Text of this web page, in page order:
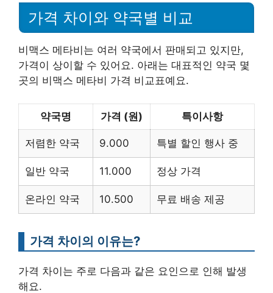
가격 차이와 약국별 비교
비맥스 메타비는 여러 약국에서 판매되고 있지만,
가격이 상이할 수 있어요. 아래는 대표적인 약국 몇
곳의 비맥스 메타비 가격 비교표예요.
약국명 가격 (원) 특이사항
저렴한 약국 9.000 특별 할인 행사 중
일반 약국 11.000 정상 가격
온라인 약국 10.500 무료 배송 제공
가격 차이의 이유는?
가격 차이는 주로 다음과 같은 요인으로 인해 발생
해요.